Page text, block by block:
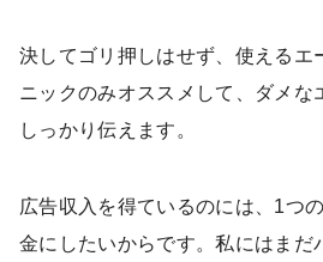
決してゴリ押しはせず、使えるエ
ニックのみオススメして、ダメな
しっかり伝えます。
広告収入を得ているのには、1つ
金にしたいからです。私にはまだ